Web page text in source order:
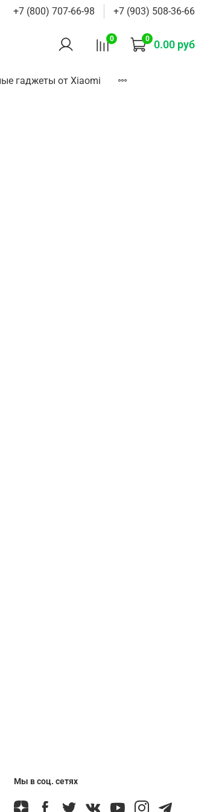
+7 (800) 707-66-98 +7 (903) 508-36-66
0 0 0.00 руб
гаджеты от Xiaomi
Мы в соц. сетях